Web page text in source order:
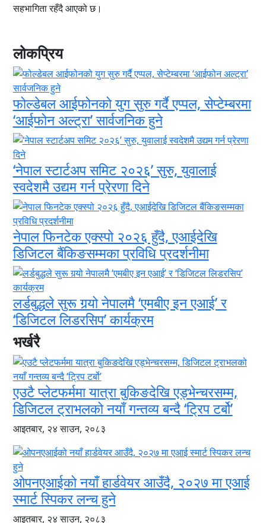
सहभागिता रहँदै आएको छ।
लोकप्रिय
फोल्डेबल आईफोनको युग सुरु गर्दै एप्पल, सेप्टेम्बरमा
‘आईफोन अल्ट्रा’ सार्वजनिक हुने
‘नेपाल स्टार्टअप समिट २०२६’ सुरु, युवालाई
स्वदेशमै उद्यम गर्न प्रेरणा दिने
नेपाल फिनटेक एक्स्पो २०२६ हुँदै, एआईदेखि
डिजिटल बैंकिङसम्मका प्रविधि प्रदर्शनीमा
लर्डबुद्धले सुरू गर्‍यो नेपालमै ‘एमबीए इन एआई’ र
‘डिजिटल लिडरसिप’ कार्यक्रम
भर्खरै
एउटै प्लेटफर्ममा यात्रा बुकिङदेखि एड्भेन्चरसम्म,
डिजिटल ट्राभलको नयाँ गन्तव्य बन्दै ‘ट्रिप टर्बो’
आइतबार, २४ साउन, २०८३
ओपनएआईको नयाँ हार्डवेयर आउँदै, २०२७ मा एआई
स्मार्ट स्पिकर लन्च हुने
आइतबार, २४ साउन, २०८३